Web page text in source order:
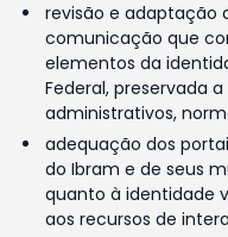
revisão e adaptação
comunicação que
elementos da
Federal, preservada
administrativos,
adequação dos
do Ibram e de seus
quanto à identidade
aos recursos de